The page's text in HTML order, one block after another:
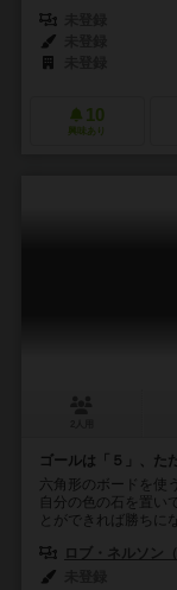
10
興味あり
ゴールは「５」、た
六角形のボードを使
自分の色の石を置い
とができれば勝ちに
ロブ・ネルソン